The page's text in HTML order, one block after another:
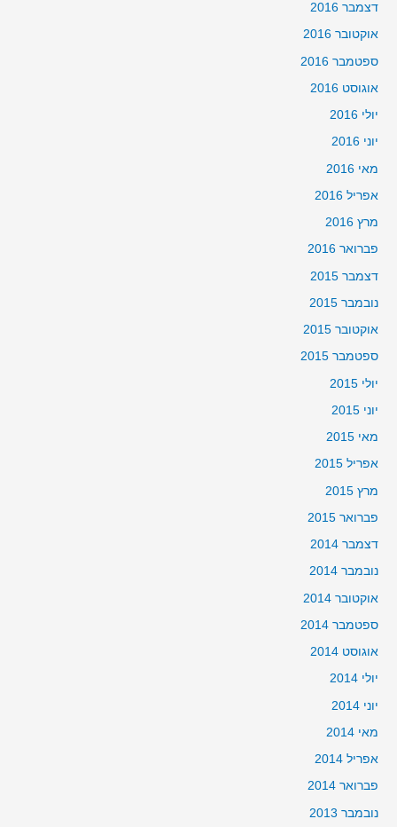
דצמבר 2016
אוקטובר 2016
ספטמבר 2016
אוגוסט 2016
יולי 2016
יוני 2016
מאי 2016
אפריל 2016
מרץ 2016
פברואר 2016
דצמבר 2015
נובמבר 2015
אוקטובר 2015
ספטמבר 2015
יולי 2015
יוני 2015
מאי 2015
אפריל 2015
מרץ 2015
פברואר 2015
דצמבר 2014
נובמבר 2014
אוקטובר 2014
ספטמבר 2014
אוגוסט 2014
יולי 2014
יוני 2014
מאי 2014
אפריל 2014
פברואר 2014
נובמבר 2013